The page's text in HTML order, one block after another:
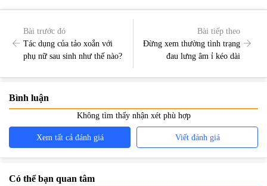
Bài trước đó
Tác dụng của tảo xoắn với
phụ nữ sau sinh như thế nào?
Bài tiếp theo
Đừng xem thường tình trạng
đau lưng âm ỉ kéo dài
Bình luận
Không tìm thấy nhận xét phù hợp
Xem tất cả đánh giá Viết đánh giá
Có thể bạn quan tâm